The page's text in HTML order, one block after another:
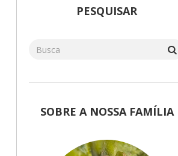
PESQUISAR
SOBRE A NOSSA FAMÍLIA